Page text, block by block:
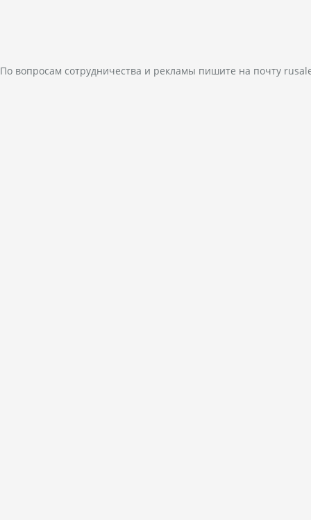
По вопросам сотрудничества и рекламы пишите на почту